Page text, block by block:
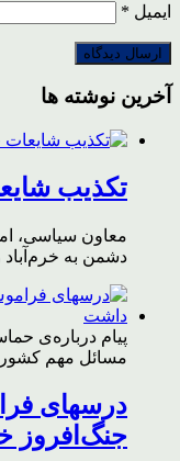
ایمیل *
آخرین نوشته ها
تکذیب
معاون سیاسی،
دشمن به خرم‌آباد
پیام درباره‌ی
مسائل مهم
درسهای
جنگ‌افروز